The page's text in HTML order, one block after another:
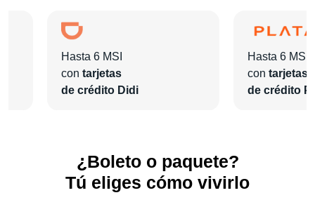
Hasta 6 MSI
con tarjetas
de crédito Didi
Hasta 6 MSI
con tarjetas
de crédito
¿Boleto o paquete?
Tú eliges cómo vivirlo